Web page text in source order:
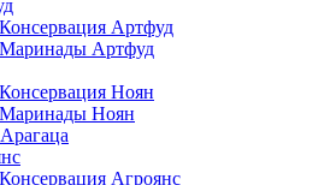
Консервация Артфуд
Маринады Артфуд
Консервация Ноян
Маринады Ноян
Консервация Агроянс